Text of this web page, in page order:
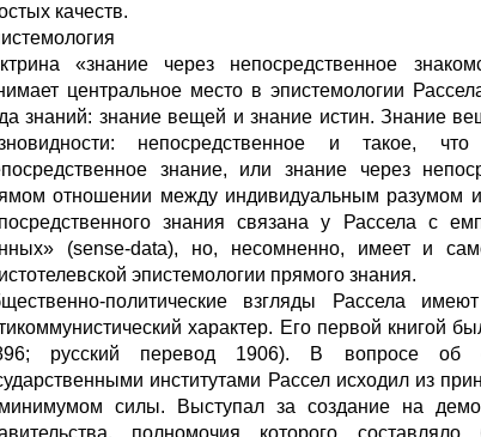
качеств.
«знание через непосредственное
центральное место в эпистемологии
знаний: знание вещей и знание истин. Знание
непосредственное и такое,
знание, или знание через
отношении между индивидуальным разумом
знания связана у Рассела с
(sense-data), но, несомненно, имеет и
эпистемологии прямого знания.
политические взгляды Рассела
характер. Его первой книгой
русский перевод 1906). В вопросе об
институтами Рассел исходил из
силы. Выступал за создание на
полномочия которого